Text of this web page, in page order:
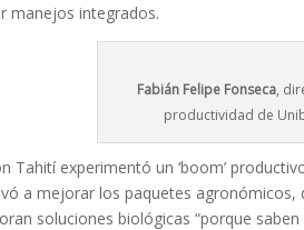
manejos integrados.
Fabián Felipe Fonseca,
productividad de
Tahití experimentó un ‘boom’
a mejorar los paquetes
soluciones biológicas “porque